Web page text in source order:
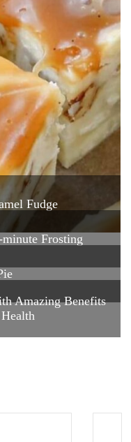
Fudge
Frosting
Amazing Benefits